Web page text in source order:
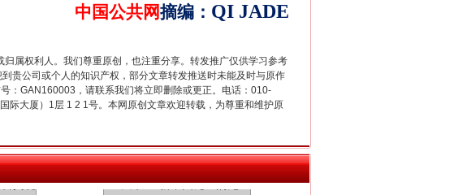
中国公共网摘编 ： QI JADE
属权利人。我们尊重原创，也注重分享。转发推广仅供学习参考
贵公司或个人的知识产权，部分文章转发推送时未能及时与原作
：GAN160003，请联系我们将立即删除或更正。电话：010-
大厦）1层 1 2 1号。本网原创文章欢迎转载，为尊重和维护原